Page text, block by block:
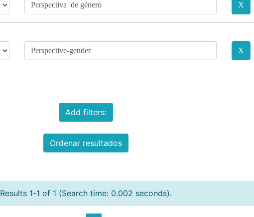
Add filters:
Ordenar resultados
Results 1-1 of 1 (Search time: 0.002 seconds).